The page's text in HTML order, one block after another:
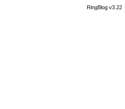
RingBlog v3.22